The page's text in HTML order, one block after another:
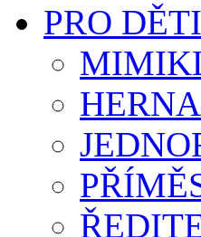
PRO DĚTI
HERNA